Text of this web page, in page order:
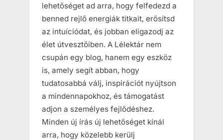
lehetőséget ad arra, hogy felfedezd a
benned rejlő energiák titkait, erősítsd
az intuíciódat, és jobban eligazodj az
élet útvesztőiben. A Lélektár nem
csupán egy blog, hanem egy eszköz
is, amely segít abban, hogy
tudatosabbá válj, inspirációt nyújtson
a mindennapokhoz, és támogatást
adjon a személyes fejlődéshez.
Minden új írás új lehetőséget kínál
arra, hogy közelebb kerülj